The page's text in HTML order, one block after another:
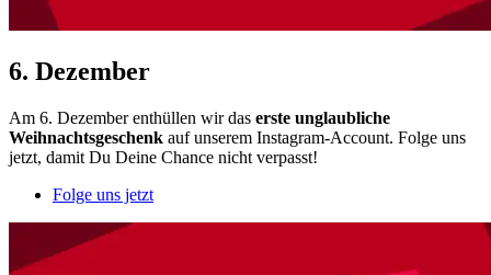
6. Dezember
Am 6. Dezember enthüllen wir das erste unglaubliche
Weihnachtsgeschenk auf unserem Instagram-Account. Folge uns
jetzt, damit Du Deine Chance nicht verpasst!
Folge uns jetzt